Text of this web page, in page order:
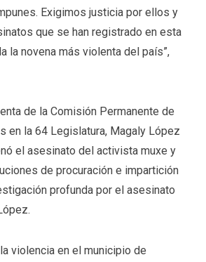
Exigimos justicia por ellos y
que se han registrado en esta
la novena más violenta del país”,
de la Comisión Permanente de
en la 64 Legislatura, Magaly López
el asesinato del activista muxe y
de procuración e impartición
profunda por el asesinato
violencia en el municipio de